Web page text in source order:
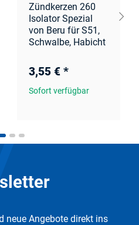
Zündkerzen 260
Isolator Spezial
von Beru für S51,
Schwalbe, Habicht
3,55 € *
Sofort verfügbar
neue Angebote direkt ins